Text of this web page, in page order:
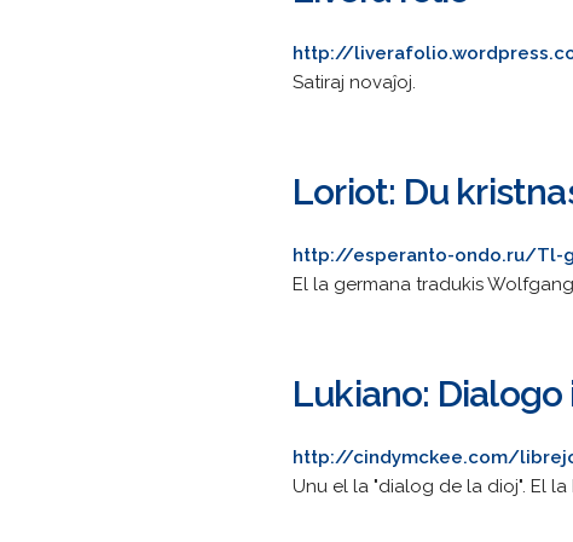
http://
Satiraj novaĵoj.
Loriot: Du
http://esperanto-ondo.ru/Tl-
El la germana tradukis
Lukiano:
http://cindymckee.com/
Unu el la "dialog de la dioj". El